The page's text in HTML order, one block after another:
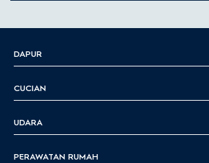
DAPUR
CUCIAN
UDARA
PERAWATAN RUMAH